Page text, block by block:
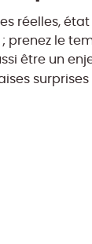
réelles,
prenez le
être un